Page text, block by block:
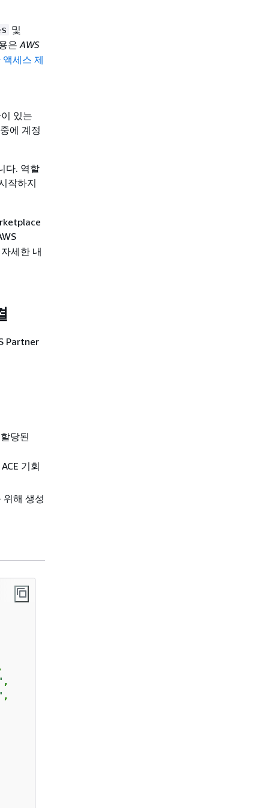
및
은 AWS
세스 제
있는
에 계정
다. 역할
작하지
세한 내
Partner
당된
기회
위해 생성
,
,